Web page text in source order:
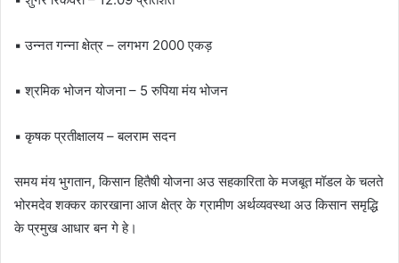
▪ उन्नत गन्ना क्षेत्र – लगभग 2000 एकड़
▪ श्रमिक भोजन योजना – 5 रुपिया मंय भोजन
▪ कृषक प्रतीक्षालय – बलराम सदन
समय मंय भुगतान, किसान हितैषी योजना अउ सहकारिता के मजबूत मॉडल के चलते
भोरमदेव शक्कर कारखाना आज क्षेत्र के ग्रामीण अर्थव्यवस्था अउ किसान समृद्धि
के प्रमुख आधार बन गे हे।